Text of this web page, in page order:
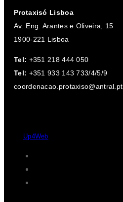
Protaxisó Lisboa
Av. Eng. Arantes e Oliveira, 15
1900-221 Lisboa
Tel: +351 218 444 050
Tel: +351 933 143 733/4/5/9
coordenacao.protaxiso@antral.pt
Up4Web